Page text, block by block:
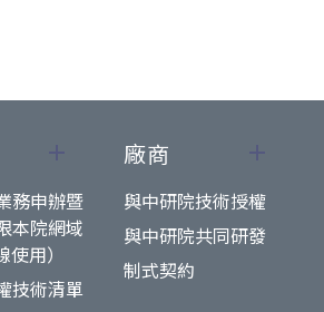
務申辦暨
本院網域
用）
技術清單
廠商
與中研院技術授權
與中研院共同研發
制式契約